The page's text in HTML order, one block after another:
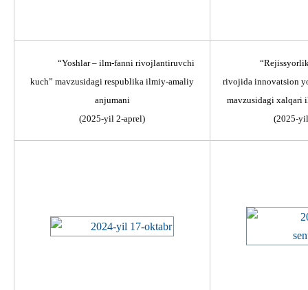
“Yoshlar – ilm-fanni rivojlantiruvchi
kuch” mavzusidagi respublika ilmiy-amaliy
anjumani
(2025-yil 2-aprel)
rivojida innovatsion
mavzusidagi xalqari
(2025-